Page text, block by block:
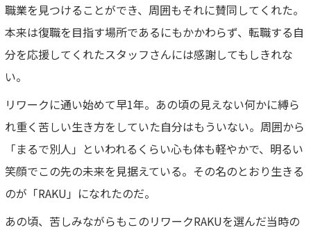
職業を見つけることができ、周囲もそれに賛同してくれた。
本来は復職を目指す場所であるにもかかわらず、転職する自
分を応援してくれたスタッフさんには感謝してもしきれな
い。
リワークに通い始めて早1年。あの頃の見えない何かに縛ら
れ重く苦しい生き方をしていた自分はもういない。周囲から
「まるで別人」といわれるくらい心も体も軽やかで、明るい
笑顔でこの先の未来を見据えている。その名のとおり生きる
のが「RAKU」になれたのだ。
あの頃、苦しみながらもこのリワークRAKUを選んだ当時の